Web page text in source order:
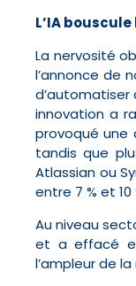
L’IA
La nervosité
l’annonce de
innovation a
provoqué une
tandis que
Atlassian ou
entre 7 % et
Au niveau
et a effacé
l’ampleur de